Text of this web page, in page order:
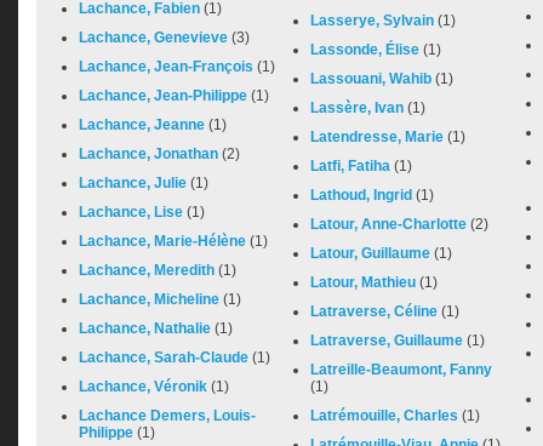
Lachance, Fabien (1)
Lachance, Genevieve (3)
Lachance, Jean-François (1)
Lachance, Jean-Philippe (1)
Lachance, Jeanne (1)
Lachance, Jonathan (2)
Lachance, Julie (1)
Lachance, Lise (1)
Lachance, Marie-Hélène (1)
Lachance, Meredith (1)
Lachance, Micheline (1)
Lachance, Nathalie (1)
Lachance, Sarah-Claude (1)
Lachance, Véronik (1)
Lachance Demers, Louis-
Philippe (1)
Lasserye, Sylvain (1)
Lassonde, Élise (1)
Lassouani, Wahib (1)
Lassère, Ivan (1)
Latendresse, Marie (1)
Latfi, Fatiha (1)
Lathoud, Ingrid (1)
Latour, Anne-Charlotte (2)
Latour, Guillaume (1)
Latour, Mathieu (1)
Latraverse, Céline (1)
Latraverse, Guillaume (1)
Latreille-Beaumont, Fanny
(1)
Latrémouille, Charles (1)